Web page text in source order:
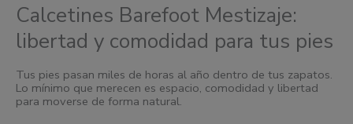
Calcetines Barefoot Mestizaje:
libertad y comodidad para tus pies
Tus pies pasan miles de horas al año dentro de tus zapatos.
Lo mínimo que merecen es espacio, comodidad y libertad
para moverse de forma natural.